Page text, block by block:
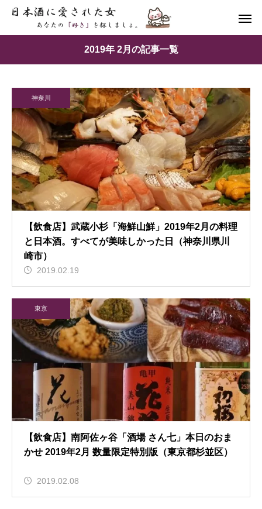
2019年 2月の記事一覧
神奈川
【飲食店】武蔵小杉「海鮮山鮮」2019年2月の料理
と日本酒。すべてが美味しかった日（神奈川県川
崎市）
2019.02.19
東京
【飲食店】南阿佐ヶ谷「酒場 さん七」本日のおま
かせ 2019年2月 数量限定特別版（東京都杉並区）
2019.02.08